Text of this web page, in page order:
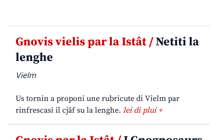
Gnovis vielis par la Istât /Netiti la
lenghe
Vielm
Us tornin a proponi une rubricute di Vielm par
rinfrescasi il cjâf su la lenghe. lei di plui +